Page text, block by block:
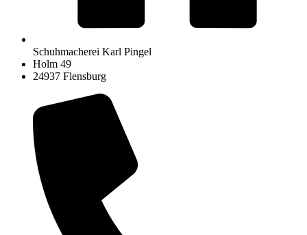
Schuhmacherei Karl Pingel
Holm 49
24937 Flensburg